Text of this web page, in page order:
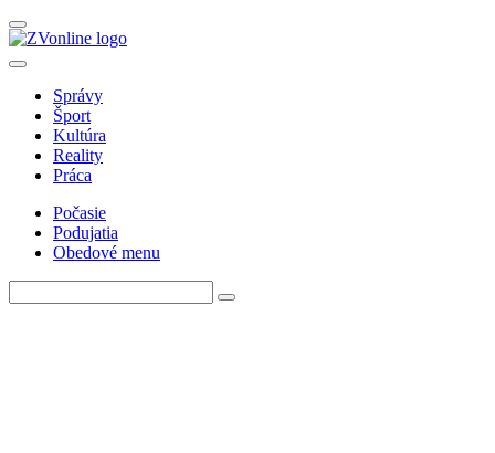
Správy
Šport
Kultúra
Reality
Práca
Počasie
Podujatia
Obedové menu